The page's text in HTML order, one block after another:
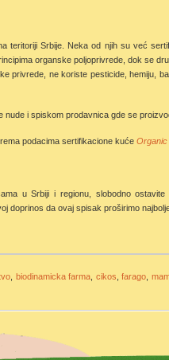
teritoriji Srbije. Neka od njih su već
organske poljoprivrede, dok se
privrede, ne koriste pesticide, hemiju,
nude i spiskom prodavnica gde se
podacima sertifikacione kuće Organic
u Srbiji i regionu, slobodno
doprinos da ovaj spisak proširimo
biodinamicka farma cikos ,farago